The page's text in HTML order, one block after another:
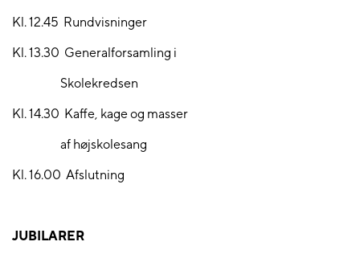
Kl. 12.45 Rundvisninger
Kl. 13.30 Generalforsamling i
Skolekredsen
Kl. 14.30 Kaffe, kage og masser
af højskolesang
Kl. 16.00 Afslutning
JUBILARER